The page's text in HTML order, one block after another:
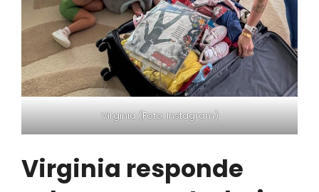
Virginia (Foto: Instagram)
Virginia responde